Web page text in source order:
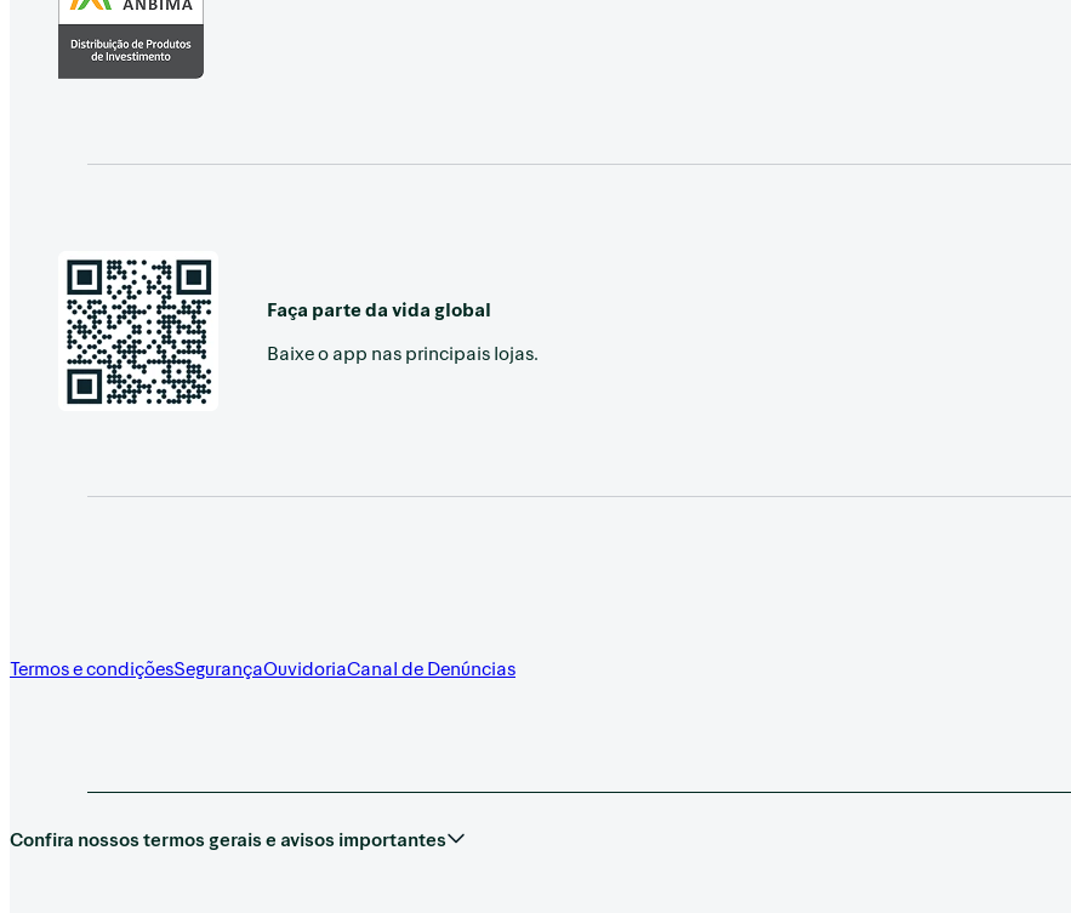
Faça parte da vida global
Baixe o app nas principais lojas.
Termos e condiçõesSegurançaOuvidoriaCanal de Denúncias
Confira nossos termos gerais e avisos importantes